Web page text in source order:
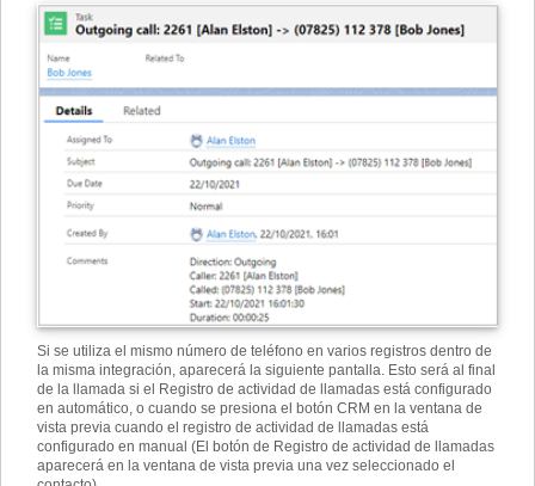
Si se utiliza el mismo número de teléfono en varios registros dentro de
la misma integración, aparecerá la siguiente pantalla. Esto será al final
de la llamada si el Registro de actividad de llamadas está configurado
en automático, o cuando se presiona el botón CRM en la ventana de
vista previa cuando el registro de actividad de llamadas está
configurado en manual (El botón de Registro de actividad de llamadas
aparecerá en la ventana de vista previa una vez seleccionado el